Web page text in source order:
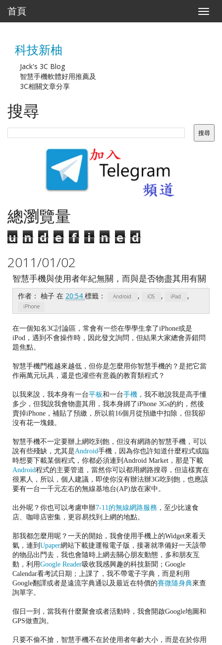
T
o
o
首頁
科技新柚
Jack's 3C Blog
智慧手機軟體好用推薦及
3C相關文章分享
搜尋
總瀏覽量
u n d e f i n e d
2011/01/02
智慧手機與使用者年紀無關，而與是否物盡其用有關
作者： 柚子 在 20:54 標籤： Android , iOS , iPad ,
iPhone
在一個知名3C討論區，常會有一些在學學生拿了iPhone或是
iPod，遇到不會操作時，因此發文詢問，但結果大家總會弄錯問
題焦點。
智慧手機門檻越來越低，但你是怎麼用你智慧手機的？是把它當
作兩萬元玩具，還是也灌些有意義的教育類程式？
以我來說，我本身有一台平板和一台手機 ，我不敢說我是高手懂
多少，但我說我會物盡其用，我本身綁了iPhone 3Gs的約，然後
賣掉iPhone，補貼了預繳，所以前16個月從預繳中扣除，但我卻
沒有花一塊錢。
智慧手機不一定要辦上網吃到飽，但沒有網路的智慧手機，可以
說有些殘缺，尤其是Android手機，因為你也許知道什麼程式或臨
時想要下載某個程式，你都必須連到Android Market，那是下載
Android程式的主要管道，當然你可以都用網路搜尋，但這樣實在
很累人，所以，個人建議，即使你沒有辦法辦3G吃到飽，也應該
要有一台一千元左右的無線基地台(AP)放在家中。
出外呢？你也可以考慮申辦7-11的無線網路服務 ，至少比速食
店、咖啡店密集，更容易找到上網的地點。
那我都怎麼用呢？一天的開始，我會使用手機上的Widget來看天
氣，連到 Upaper網站下載捷運報電子版，接著就準備好一天該帶
的物品出門去，我也會隨時上網去關心朋友動態，多和朋友互
動，利用Google Reader吸收我感興趣的科技新聞；Google
Calendar看考試日期；上課了，我不帶電子字典，而是利用
Google翻譯或者是遠流字典通以及最近在特價的賽微隨身典來查
詢單字。
假日一到，當我有什麼聚會或者活動時，我會開啟Google地圖和
GPS做查詢。
只要不偷不搶，智慧手機不在於使用者年齡大小，而是在於你用